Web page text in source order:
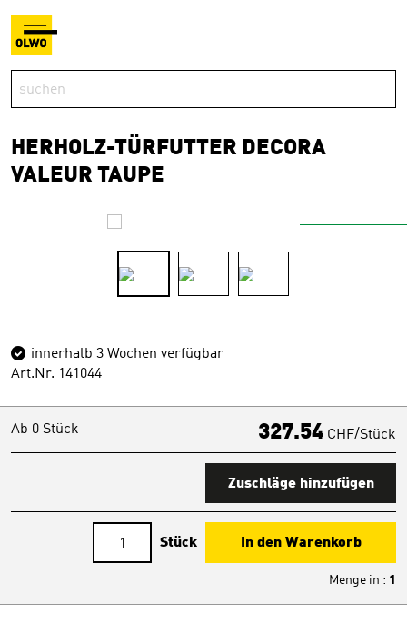
HERHOLZ-TÜRFUTTER DECORA
VALEUR TAUPE
innerhalb 3 Wochen verfügbar
Art.Nr. 141044
Ab 0 Stück 327.54 CHF/Stück
Zuschläge hinzufügen
Stück In den Warenkorb
Menge in : 1